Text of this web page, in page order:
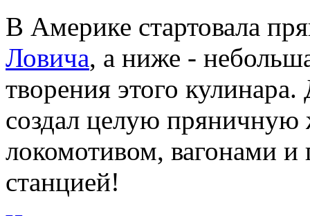
В Америке стартовала
Ловича, а ниже -
творения этого
создал целую пряничную
локомотивом, вагонами
станцией!